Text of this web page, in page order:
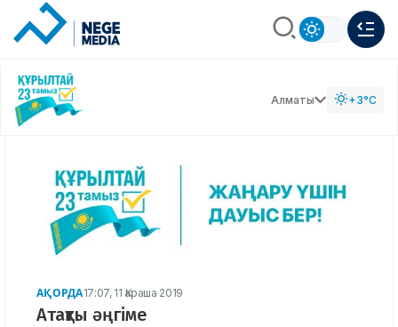
Алматы +3°C
АҚОРДА17:07, 11 Қараша 2019
Атақты әңгіме